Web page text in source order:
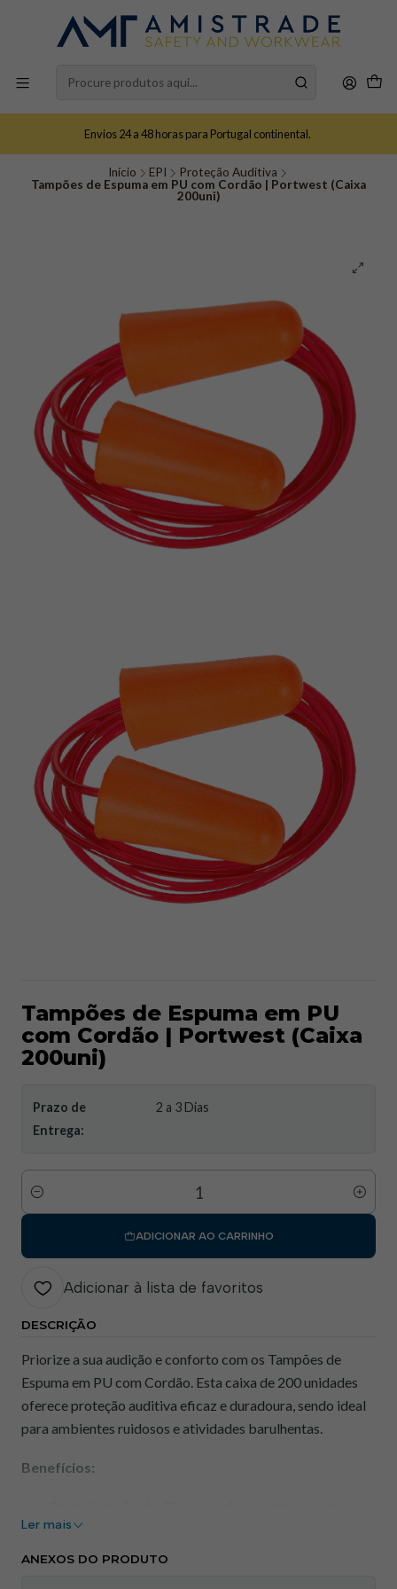
Envios 24 a 48 horas para Portugal continental.
Início EPI
Proteção Auditiva
Tampões de Espuma em PU com Cordão | Portwest (Caixa
200uni)
Tampões de Espuma em PU
com Cordão | Portwest (Caixa
200uni)
Prazo de
Entrega:
2 a 3 Dias
Quantidade
ADICIONAR AO CARRINHO
Adicionar à lista de favoritos
DESCRIÇÃO
Priorize a sua audição e conforto com os Tampões de
Espuma em PU com Cordão. Esta caixa de 200 unidades
oferece proteção auditiva eficaz e duradoura, sendo ideal
para ambientes ruidosos e atividades barulhentas.
Benefícios:
excessivo, protegendo os seus ouvidos da exposição a
níveis elevados de som.
Ler mais
ANEXOS DO PRODUTO